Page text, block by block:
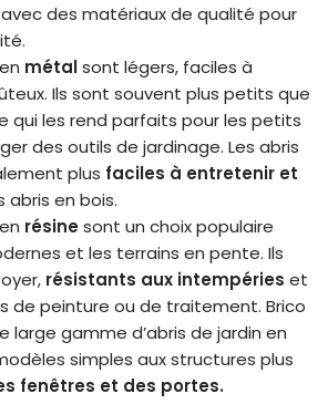
des matériaux de qualité pour
métalsont légers, faciles à
Ils sont souvent plus petits que
qui les rend parfaits pour les petits
des outils de jardinage. Les abris
plus faciles à entretenir et
abris en bois.
résinesont un choix populaire
et les terrains en pente. Ils
résistants aux intempéries et
de peinture ou de traitement. Brico
large gamme d’abris de jardin en
simples aux structures plus
fenêtres et des portes.